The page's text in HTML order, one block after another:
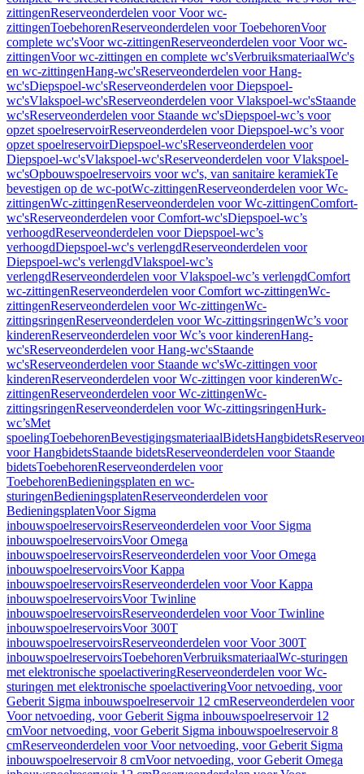
zittingenReserveonderdelen voor Voor wc-
zittingenToebehorenReserveonderdelen voor ToebehorenVoor
complete wc'sVoor wc-zittingenReserveonderdelen voor Voor wc-
zittingenVoor wc-zittingen en complete wc'sVerbruiksmateriaalWc's
en wc-zittingenHang-wc'sReserveonderdelen voor Hang-
wc'sDiepspoel-wc'sReserveonderdelen voor Diepspoel-
wc'sVlakspoel-wc'sReserveonderdelen voor Vlakspoel-wc'sStaande
wc'sReserveonderdelen voor Staande wc'sDiepspoel-wc’s voor
opzet spoelreservoirReserveonderdelen voor Diepspoel-wc’s voor
opzet spoelreservoirDiepspoel-wc'sReserveonderdelen voor
Diepspoel-wc'sVlakspoel-wc'sReserveonderdelen voor Vlakspoel-
wc'sOpbouwspoelreservoirs voor wc's, van sanitaire keramiekTe
bevestigen op de wc-potWc-zittingenReserveonderdelen voor Wc-
zittingenWc-zittingenReserveonderdelen voor Wc-zittingenComfort-
wc'sReserveonderdelen voor Comfort-wc'sDiepspoel-wc’s
verhoogdReserveonderdelen voor Diepspoel-wc’s
verhoogdDiepspoel-wc's verlengdReserveonderdelen voor
Diepspoel-wc's verlengdVlakspoel-wc’s
verlengdReserveonderdelen voor Vlakspoel-wc’s verlengdComfort
wc-zittingenReserveonderdelen voor Comfort wc-zittingenWc-
zittingenReserveonderdelen voor Wc-zittingenWc-
zittingsringenReserveonderdelen voor Wc-zittingsringenWc’s voor
kinderenReserveonderdelen voor Wc’s voor kinderenHang-
wc'sReserveonderdelen voor Hang-wc'sStaande
wc'sReserveonderdelen voor Staande wc'sWc-zittingen voor
kinderenReserveonderdelen voor Wc-zittingen voor kinderenWc-
zittingenReserveonderdelen voor Wc-zittingenWc-
zittingsringenReserveonderdelen voor Wc-zittingsringenHurk-
wc’sMet
spoelingToebehorenBevestigingsmateriaalBidetsHangbidets
voor HangbidetsStaande bidetsReserveonderdelen voor Staande
bidetsToebehorenReserveonderdelen voor
ToebehorenBedieningsplaten en wc-
sturingenBedieningsplatenReserveonderdelen voor
BedieningsplatenVoor Sigma
inbouwspoelreservoirsReserveonderdelen voor Voor Sigma
inbouwspoelreservoirsVoor Omega
inbouwspoelreservoirsReserveonderdelen voor Voor Omega
inbouwspoelreservoirsVoor Kappa
inbouwspoelreservoirsReserveonderdelen voor Voor Kappa
inbouwspoelreservoirsVoor Twinline
inbouwspoelreservoirsReserveonderdelen voor Voor Twinline
inbouwspoelreservoirsVoor 300T
inbouwspoelreservoirsReserveonderdelen voor Voor 300T
inbouwspoelreservoirsToebehorenVerbruiksmateriaalWc-sturingen
met elektronische spoelactiveringReserveonderdelen voor Wc-
sturingen met elektronische spoelactiveringVoor netvoeding, voor
Geberit Sigma inbouwspoelreservoir 12 cmReserveonderdelen voor
Voor netvoeding, voor Geberit Sigma inbouwspoelreservoir 12
cmVoor netvoeding, voor Geberit Sigma inbouwspoelreservoir 8
cmReserveonderdelen voor Voor netvoeding, voor Geberit Sigma
inbouwspoelreservoir 8 cmVoor netvoeding, voor Geberit Omega